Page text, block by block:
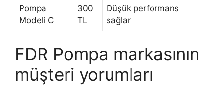
Pompa
Modeli C
300
TL
Düşük performans
sağlar
FDR Pompa markasının
müşteri yorumları